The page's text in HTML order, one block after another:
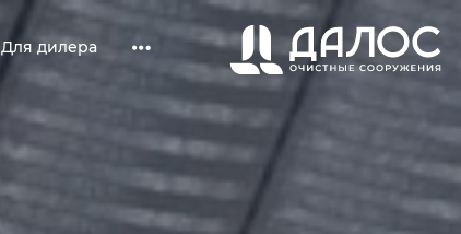
Для дилера